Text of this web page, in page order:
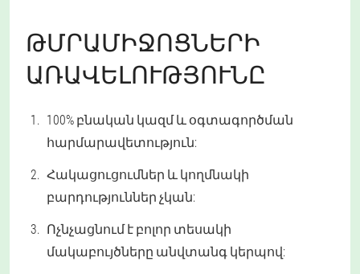
ԹՄՐԱՄԻՋՈՑՆԵՐԻ
ԱՌԱՎԵԼՈՒԹՅՈՒՆԸ
100% բնական կազմ և օգտագործման
հարմարավետություն:
Հակացուցումներ և կողմնակի
բարդություններ չկան:
Ոչնչացնում է բոլոր տեսակի
մակաբույծները անվտանգ կերպով: